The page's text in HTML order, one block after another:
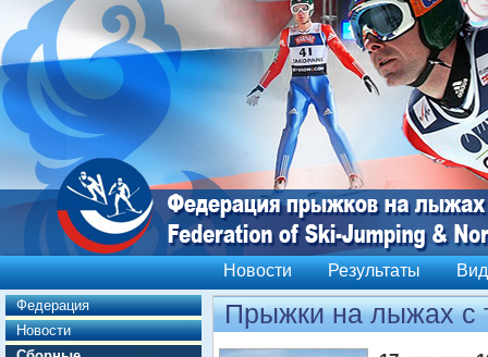
Новости Результаты
Федерация
Новости
Прыжки на лыжах с